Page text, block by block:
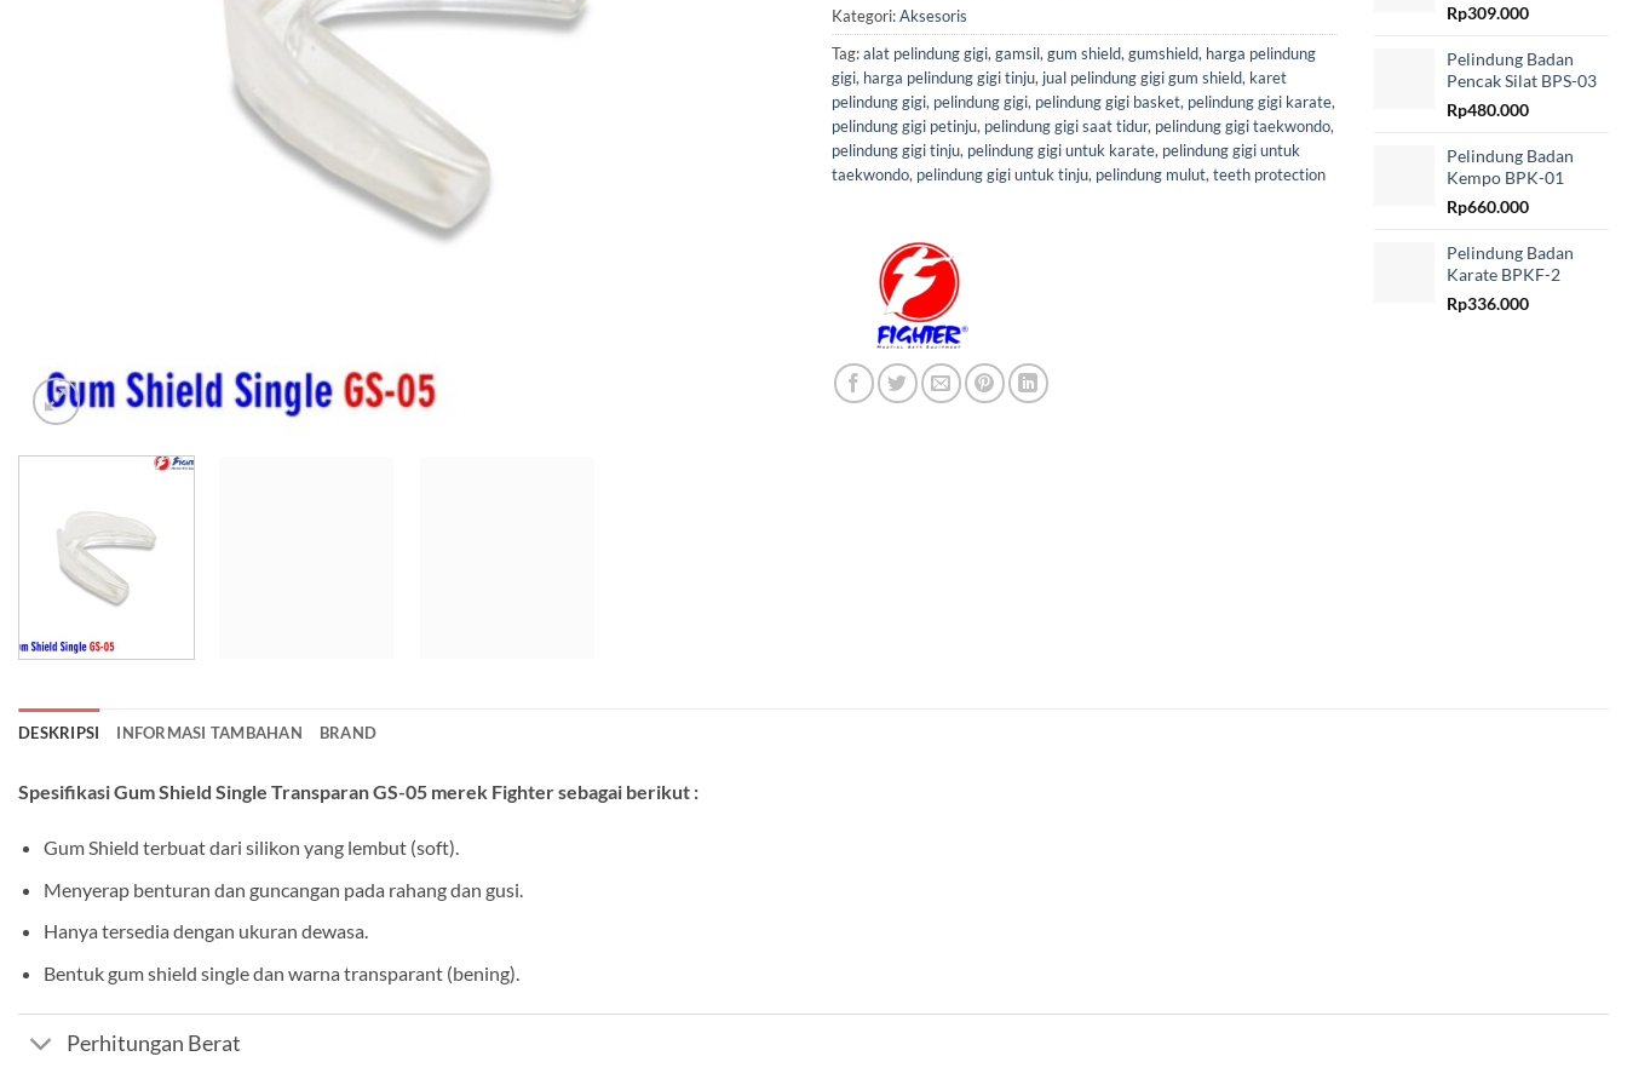
Kategori:Aksesoris
Tag:alat pelindung gigi, gamsil, gum shield, gumshield, harga pelindung
gigi, harga pelindung gigi tinju, jual pelindung gigi gum shield, karet
pelindung gigi, pelindung gigi, pelindung gigi basket, pelindung gigi karate,
pelindung gigi petinju, pelindung gigi saat tidur, pelindung gigi taekwondo,
pelindung gigi tinju, pelindung gigi untuk karate, pelindung gigi untuk
taekwondo, pelindung gigi untuk tinju, pelindung mulut, teeth protection
Rp309.000
Pelindung Badan
Pencak Silat BPS-03
Rp480.000
Pelindung Badan
Kempo BPK-01
Rp660.000
Pelindung Badan
Karate BPKF-2
Rp336.000
DESKRIPSI INFORMASI TAMBAHAN BRAND
Spesifikasi Gum Shield Single Transparan GS-05 merek Fighter sebagai berikut :
Gum Shield terbuat dari silikon yang lembut (soft).
Menyerap benturan dan guncangan pada rahang dan gusi.
Hanya tersedia dengan ukuran dewasa.
Bentuk gum shield single dan warna transparant (bening).
Perhitungan Berat